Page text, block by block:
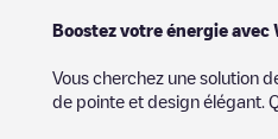
Boostez votre énergie
Vous cherchez une solution
de pointe et design élégant.